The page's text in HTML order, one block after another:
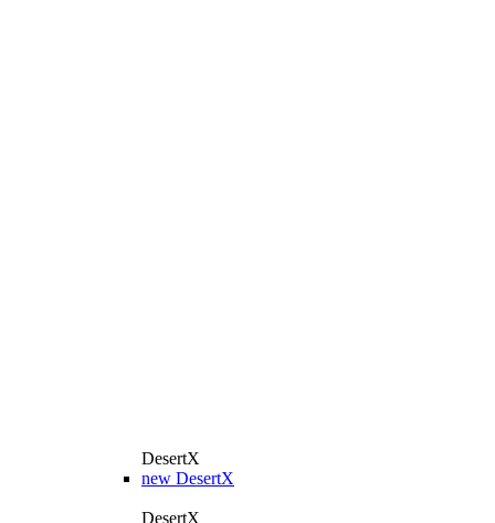
DesertX
new DesertX
DesertX